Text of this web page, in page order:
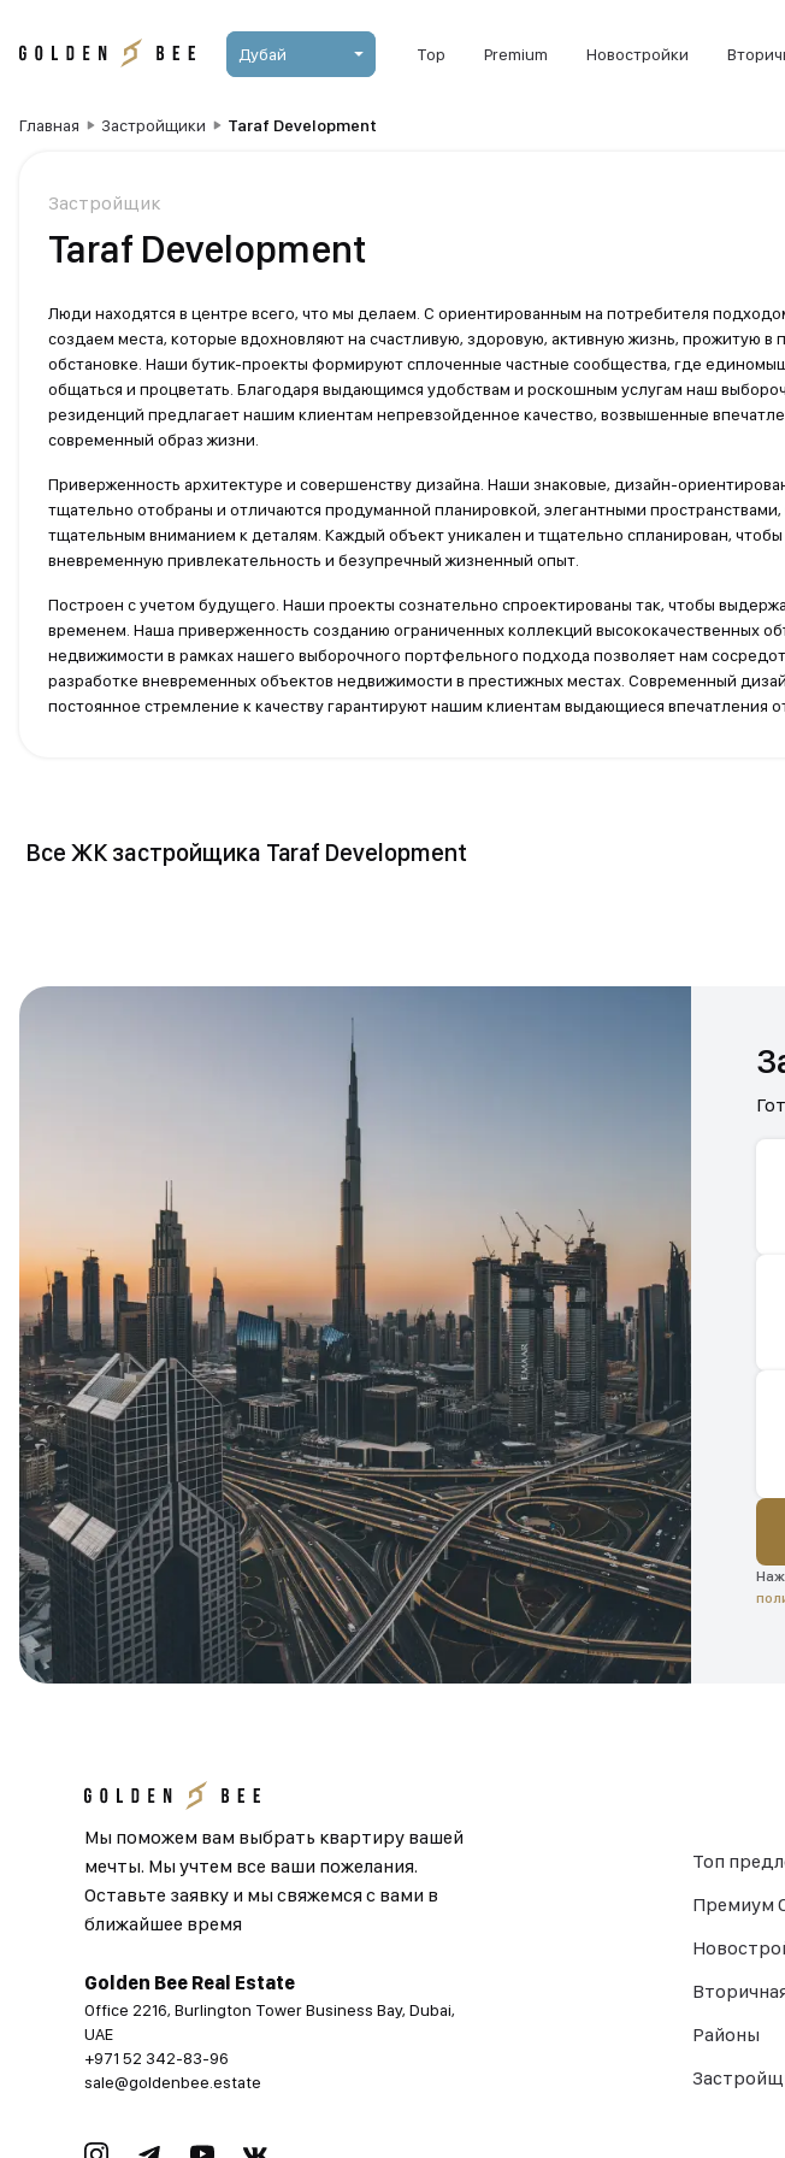
Дубай Top Premium Новостройки
Главная Застройщики Taraf Development
Застройщик
Taraf Development
Люди находятся в центре всего, что мы делаем. С ориентированным на потребителя
создаем места, которые вдохновляют на счастливую, здоровую, активную жизнь, прожитую в
обстановке. Наши бутик-проекты формируют сплоченные частные сообщества, где
общаться и процветать. Благодаря выдающимся удобствам и роскошным услугам наш
резиденций предлагает нашим клиентам непревзойденное качество, возвышенные
современный образ жизни.
Приверженность архитектуре и совершенству дизайна. Наши знаковые, дизайн-
тщательно отобраны и отличаются продуманной планировкой, элегантными
тщательным вниманием к деталям. Каждый объект уникален и тщательно спланирован, чтобы
вневременную привлекательность и безупречный жизненный опыт.
Построен с учетом будущего. Наши проекты сознательно спроектированы так, чтобы
временем. Наша приверженность созданию ограниченных коллекций высококачественных
недвижимости в рамках нашего выборочного портфельного подхода позволяет нам
разработке вневременных объектов недвижимости в престижных местах. Современный
постоянное стремление к качеству гарантируют нашим клиентам выдающиеся впечатления
Все ЖК застройщика Taraf Development
Мы поможем вам выбрать квартиру вашей
мечты. Мы учтем все ваши пожелания.
Оставьте заявку и мы свяжемся с вами в
ближайшее время
Golden Bee Real Estate
Office 2216, Burlington Tower Business Bay, Dubai,
UAE
+971 52 342-83-96
sale@goldenbee.estate
Топ
Премиум
Районы